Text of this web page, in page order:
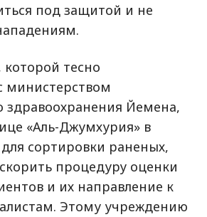
под защитой и не
тесно
министерством
здравоохранения Йемена,
«Аль-Джумхурия» в
сортировки раненых,
процедуру оценки
и их направление к
Этому учреждению